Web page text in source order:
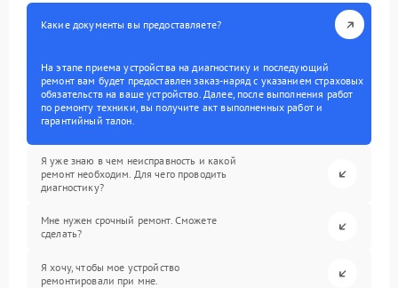
Какие документы вы предоставляете?
На этапе приема устройства на диагностику и последующий
ремонт вам будет предоставлен заказ-наряд с указанием страховых
обязательств на ваше устройство. Далее, после выполнения работ
по ремонту техники, вы получите акт выполненных работ и
гарантийный талон.
Я уже знаю в чем неисправность и какой
ремонт необходим. Для чего проводить
диагностику?
Мне нужен срочный ремонт. Сможете
сделать?
Я хочу, чтобы мое устройство
ремонтировали при мне.